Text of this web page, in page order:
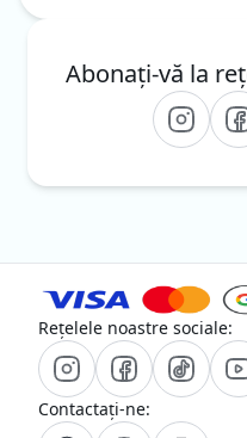
Abonați-vă la
Rețelele noastre sociale:
Contactați-ne: